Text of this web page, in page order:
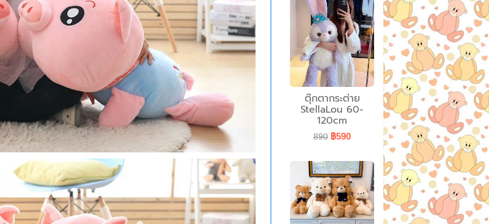
ตุ๊กตากระต่าย
StellaLou 60-
120cm
890 ฿590